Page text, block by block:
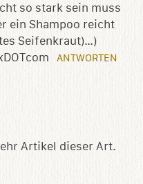
so stark sein muss
ein Shampoo reicht
Seifenkraut)…)
ANTWORTEN
Artikel dieser Art.